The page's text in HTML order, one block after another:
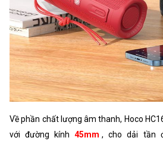
Về phần chất lượng âm thanh, Hoco
với đường kính45mm , cho dải tần